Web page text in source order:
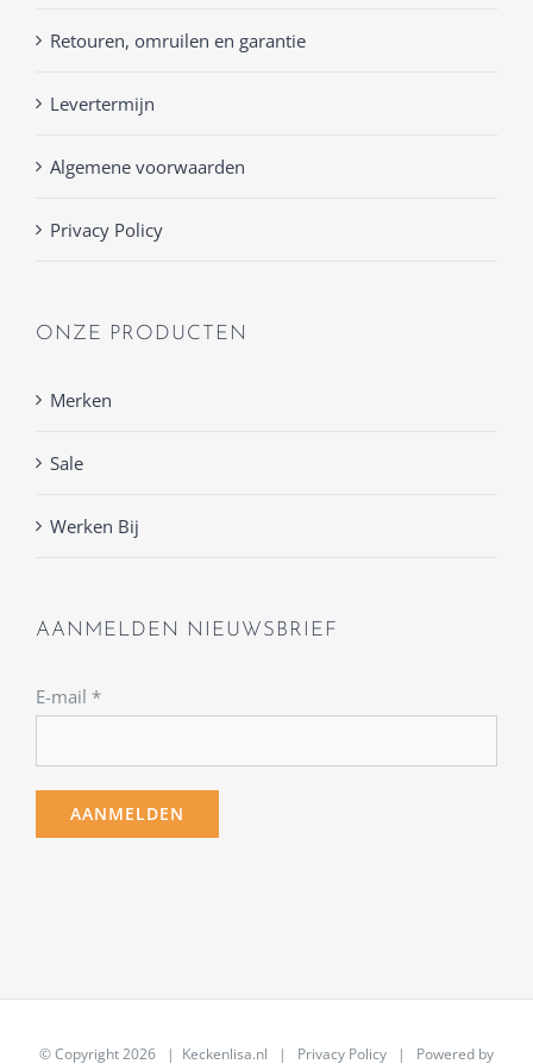
Retouren, omruilen en garantie
Levertermijn
Algemene voorwaarden
Privacy Policy
ONZE PRODUCTEN
Merken
Sale
Werken Bij
AANMELDEN NIEUWSBRIEF
E-mail *
© Copyright2026 | Keckenlisa.nl | Privacy Policy | Powered by